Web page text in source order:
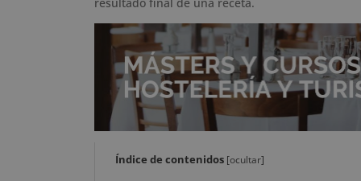
Índice de contenidos [ocultar]